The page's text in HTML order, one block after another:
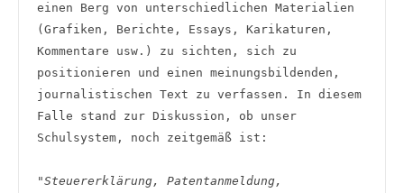
einen Berg von unterschiedlichen Materialien
(Grafiken, Berichte, Essays, Karikaturen,
Kommentare usw.) zu sichten, sich zu
positionieren und einen meinungsbildenden,
journalistischen Text zu verfassen. In diesem
Falle stand zur Diskussion, ob unser
Schulsystem, noch zeitgemäß ist:
"Steuererklärung, Patentanmeldung,